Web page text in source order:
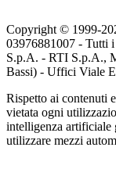
Copyright © 1999-
03976881007 - Tutti
S.p.A. - RTI S.p.A.,
Bassi) - Uffici Viale
Rispetto ai contenuti
vietata ogni
intelligenza artificiale
utilizzare mezzi